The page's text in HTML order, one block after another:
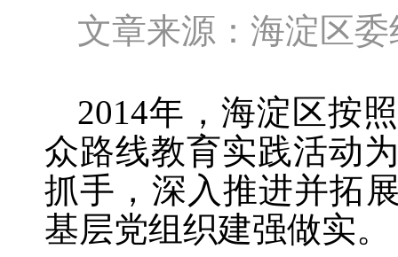
文章来源：海淀
2014年，海淀区按
众路线教育实践活动
抓手，深入推进并拓
基层党组织建强做实。